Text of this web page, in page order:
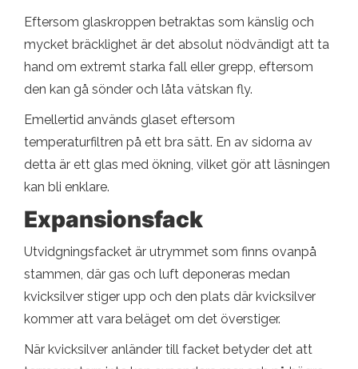
Eftersom glaskroppen betraktas som känslig och
mycket bräcklighet är det absolut nödvändigt att ta
hand om extremt starka fall eller grepp, eftersom
den kan gå sönder och låta vätskan fly.
Emellertid används glaset eftersom
temperaturfiltren på ett bra sätt. En av sidorna av
detta är ett glas med ökning, vilket gör att läsningen
kan bli enklare.
Expansionsfack
Utvidgningsfacket är utrymmet som finns ovanpå
stammen, där gas och luft deponeras medan
kvicksilver stiger upp och den plats där kvicksilver
kommer att vara beläget om det överstiger.
När kvicksilver anländer till facket betyder det att